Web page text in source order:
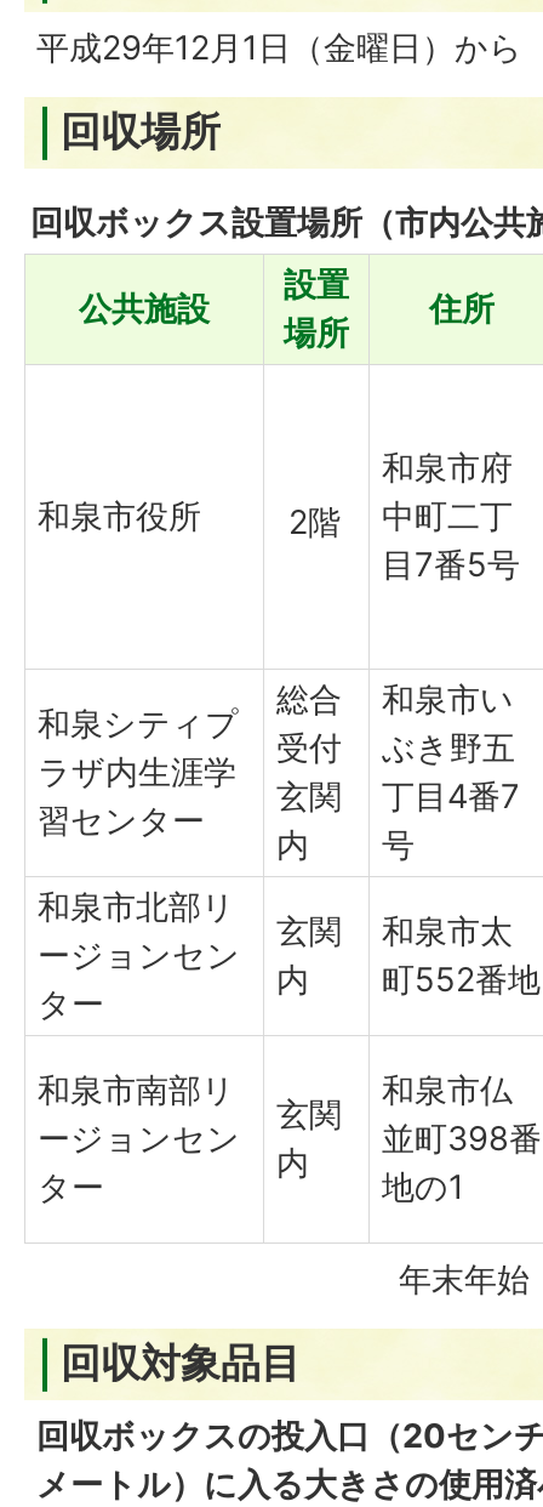
平成29年12月1日（金曜日）から
回収場所
回収ボックス設置場所（市内公共
公共施設
設置
場所
住所
和泉市役所 2階
和泉市府
中町二丁
目7番5号
和泉シティプ
ラザ内生涯学
習センター
総合
受付
玄関
内
和泉市い
ぶき野五
丁目4番7
号
和泉市北部リ
ージョンセン
ター
玄関
内
和泉市太
町552番地
和泉市南部リ
ージョンセン
ター
玄関
内
和泉市仏
並町398番
地の1
年末年始
回収対象品目
回収ボックスの投入口（20セン
メートル）に入る大きさの使用